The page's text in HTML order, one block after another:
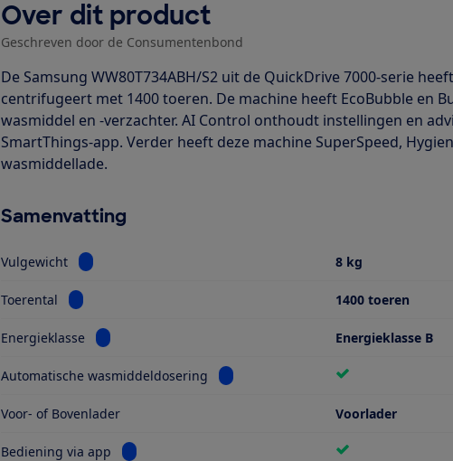
Over dit product
Geschreven door de Consumentenbond
De Samsung WW80T734ABH/S2 uit de QuickDrive 7000-serie
centrifugeert met 1400 toeren. De machine heeft EcoBubble en
wasmiddel en -verzachter. AI Control onthoudt instellingen en
SmartThings-app. Verder heeft deze machine SuperSpeed,
wasmiddellade.
Samenvatting
Vulgewicht Bekijk informatie voor Vulgewicht 8 kg
Toerental Bekijk informatie voor Toerental 1400 toeren
Energieklasse Bekijk informatie voor Energieklasse Energieklasse B
Automatische wasmiddeldosering Bekijk informatie voor Automatische
Voor- of Bovenlader Voorlader
Bediening via app Bekijk informatie voor Bediening via app